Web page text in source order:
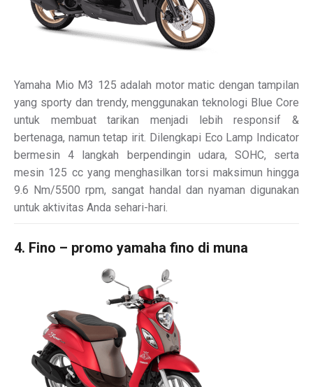
Yamaha Mio M3 125 adalah motor matic dengan tampilan
yang sporty dan trendy, menggunakan teknologi Blue Core
untuk membuat tarikan menjadi lebih responsif &
bertenaga, namun tetap irit. Dilengkapi Eco Lamp Indicator
bermesin 4 langkah berpendingin udara, SOHC, serta
mesin 125 cc yang menghasilkan torsi maksimun hingga
9.6 Nm/5500 rpm, sangat handal dan nyaman digunakan
untuk aktivitas Anda sehari-hari.
4. Fino – promo yamaha fino di muna